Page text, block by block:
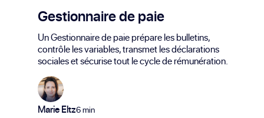
Gestionnaire de paie
Un Gestionnaire de paie prépare les bulletins,
contrôle les variables, transmet les déclarations
sociales et sécurise tout le cycle de rémunération.
Marie Eltz6 min